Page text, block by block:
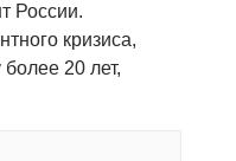
России.
кризиса,
20 лет,